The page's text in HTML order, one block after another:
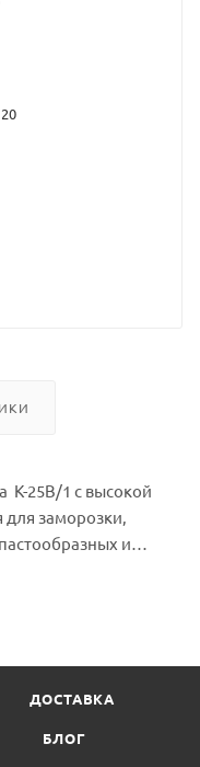
20
К-25В/1 с высокой
заморозки,
и
применение для
замков.
ДОСТАВКА
БЛОГ